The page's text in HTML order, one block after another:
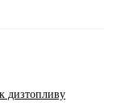
дизтопливу